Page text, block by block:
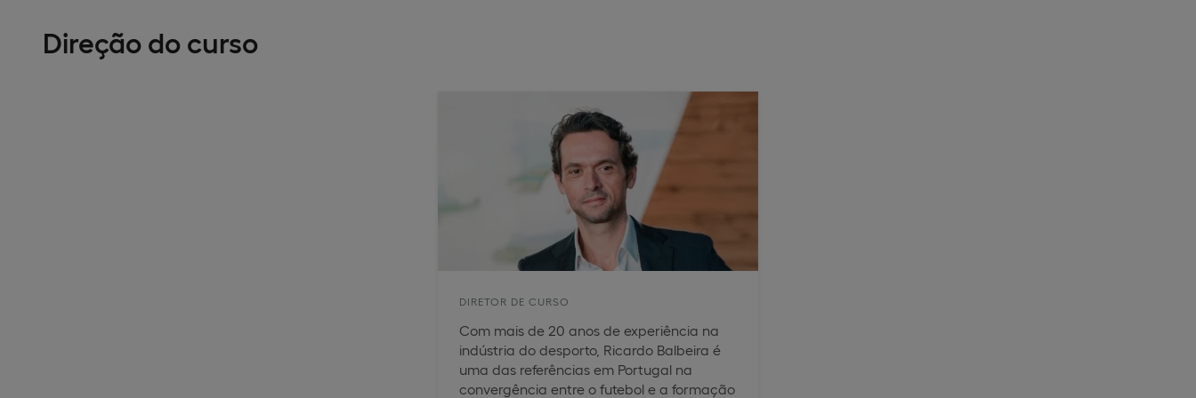
Direção do curso
DIRETOR DE CURSO
Com mais de 20 anos de experiência na
indústria do desporto, Ricardo Balbeira é
uma das referências em Portugal na
convergência entre o futebol e a formação